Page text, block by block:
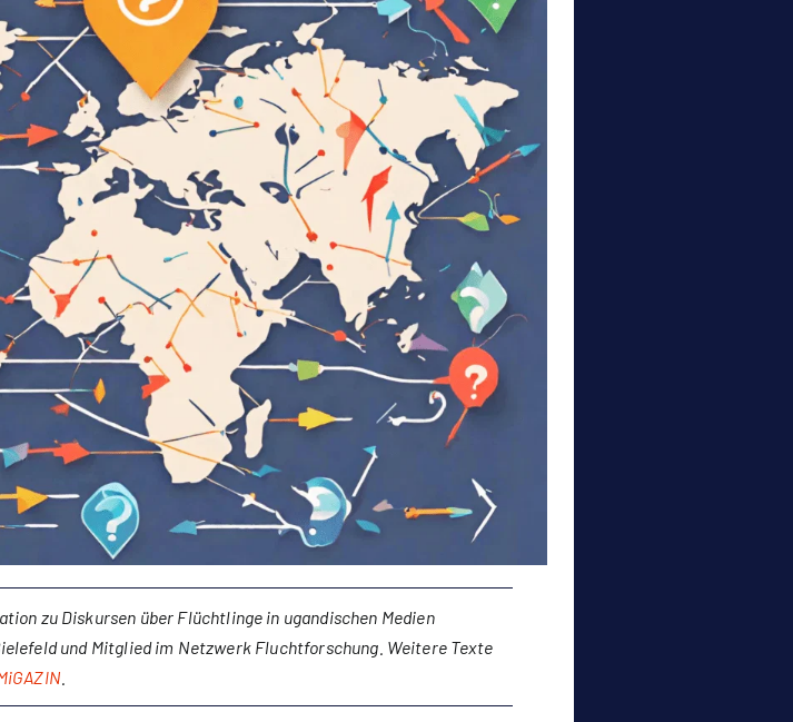
zu Diskursen über Flüchtlinge in ugandischen Medien
und Mitglied im Netzwerk Fluchtforschung. Weitere Texte